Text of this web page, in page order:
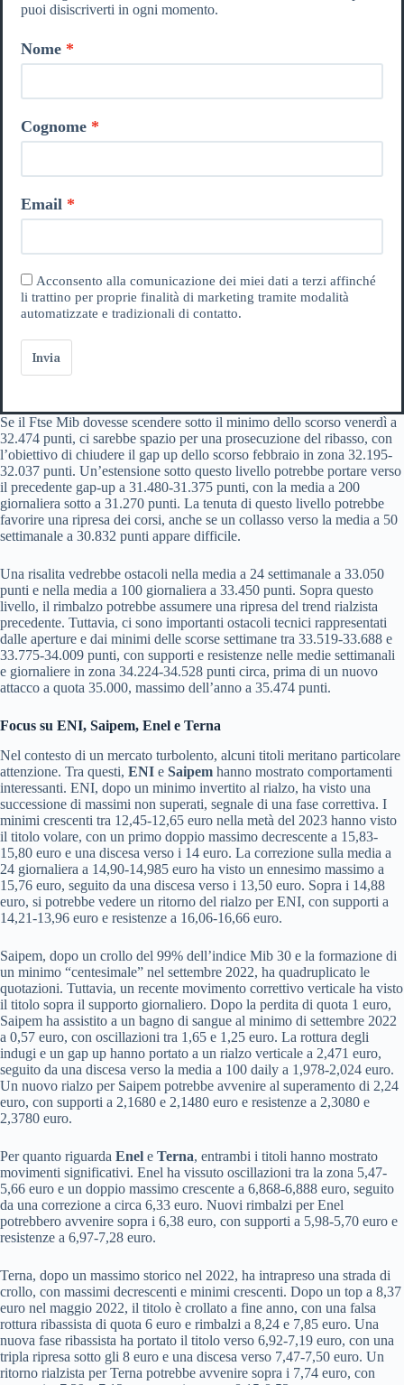
puoi disiscriverti in ogni momento.
Nome
Cognome
Email
Acconsento alla comunicazione dei miei dati a terzi affinché
li trattino per proprie finalità di marketing tramite modalità
automatizzate e tradizionali di contatto.
Invia
Se il Ftse Mib dovesse scendere sotto il minimo dello scorso venerdì a
32.474 punti, ci sarebbe spazio per una prosecuzione del ribasso, con
l’obiettivo di chiudere il gap up dello scorso febbraio in zona 32.195-
32.037 punti. Un’estensione sotto questo livello potrebbe portare verso
il precedente gap-up a 31.480-31.375 punti, con la media a 200
giornaliera sotto a 31.270 punti. La tenuta di questo livello potrebbe
favorire una ripresa dei corsi, anche se un collasso verso la media a 50
settimanale a 30.832 punti appare difficile.
Una risalita vedrebbe ostacoli nella media a 24 settimanale a 33.050
punti e nella media a 100 giornaliera a 33.450 punti. Sopra questo
livello, il rimbalzo potrebbe assumere una ripresa del trend rialzista
precedente. Tuttavia, ci sono importanti ostacoli tecnici rappresentati
dalle aperture e dai minimi delle scorse settimane tra 33.519-33.688 e
33.775-34.009 punti, con supporti e resistenze nelle medie settimanali
e giornaliere in zona 34.224-34.528 punti circa, prima di un nuovo
attacco a quota 35.000, massimo dell’anno a 35.474 punti.
Focus su ENI, Saipem, Enel e Terna
Nel contesto di un mercato turbolento, alcuni titoli meritano particolare
attenzione. Tra questi, ENI e Saipem hanno mostrato comportamenti
interessanti. ENI, dopo un minimo invertito al rialzo, ha visto una
successione di massimi non superati, segnale di una fase correttiva. I
minimi crescenti tra 12,45-12,65 euro nella metà del 2023 hanno visto
il titolo volare, con un primo doppio massimo decrescente a 15,83-
15,80 euro e una discesa verso i 14 euro. La correzione sulla media a
24 giornaliera a 14,90-14,985 euro ha visto un ennesimo massimo a
15,76 euro, seguito da una discesa verso i 13,50 euro. Sopra i 14,88
euro, si potrebbe vedere un ritorno del rialzo per ENI, con supporti a
14,21-13,96 euro e resistenze a 16,06-16,66 euro.
Saipem, dopo un crollo del 99% dell’indice Mib 30 e la formazione di
un minimo “centesimale” nel settembre 2022, ha quadruplicato le
quotazioni. Tuttavia, un recente movimento correttivo verticale ha visto
il titolo sopra il supporto giornaliero. Dopo la perdita di quota 1 euro,
Saipem ha assistito a un bagno di sangue al minimo di settembre 2022
a 0,57 euro, con oscillazioni tra 1,65 e 1,25 euro. La rottura degli
indugi e un gap up hanno portato a un rialzo verticale a 2,471 euro,
seguito da una discesa verso la media a 100 daily a 1,978-2,024 euro.
Un nuovo rialzo per Saipem potrebbe avvenire al superamento di 2,24
euro, con supporti a 2,1680 e 2,1480 euro e resistenze a 2,3080 e
2,3780 euro.
Per quanto riguarda Enel e Terna, entrambi i titoli hanno mostrato
movimenti significativi. Enel ha vissuto oscillazioni tra la zona 5,47-
5,66 euro e un doppio massimo crescente a 6,868-6,888 euro, seguito
da una correzione a circa 6,33 euro. Nuovi rimbalzi per Enel
potrebbero avvenire sopra i 6,38 euro, con supporti a 5,98-5,70 euro e
resistenze a 6,97-7,28 euro.
Terna, dopo un massimo storico nel 2022, ha intrapreso una strada di
crollo, con massimi decrescenti e minimi crescenti. Dopo un top a 8,37
euro nel maggio 2022, il titolo è crollato a fine anno, con una falsa
rottura ribassista di quota 6 euro e rimbalzi a 8,24 e 7,85 euro. Una
nuova fase ribassista ha portato il titolo verso 6,92-7,19 euro, con una
tripla ripresa sotto gli 8 euro e una discesa verso 7,47-7,50 euro. Un
ritorno rialzista per Terna potrebbe avvenire sopra i 7,74 euro, con